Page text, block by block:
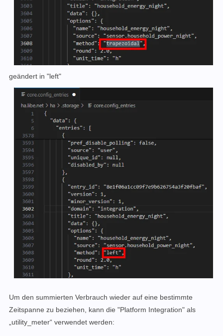
geändert in "left"
Um den summierten Verbrauch wieder auf eine bestimmte
Zeitspanne zu beziehen, kann die "Platform Integration" als
„utility_meter“ verwendet werden: